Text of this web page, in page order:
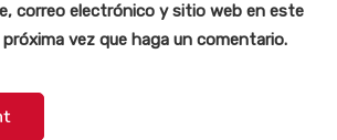
correo electrónico y sitio web en este
vez que haga un comentario.